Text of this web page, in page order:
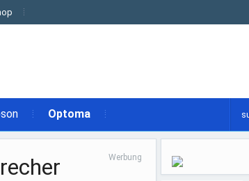
Optoma
Werbung